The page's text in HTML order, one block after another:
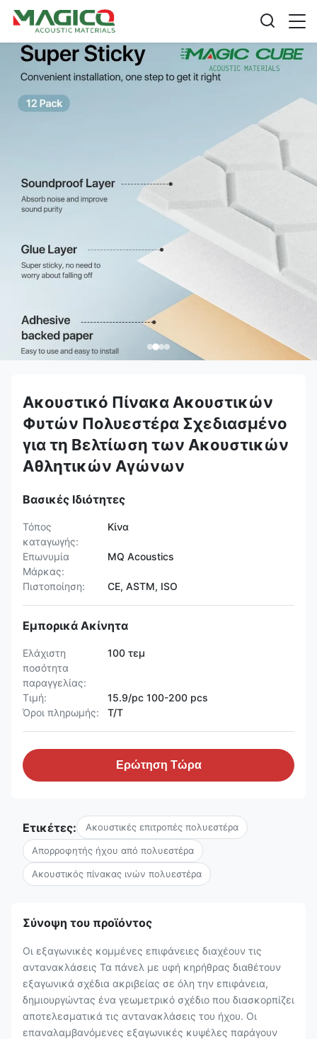
Ακουστικό Πίνακα Ακουστικών
Φυτών Πολυεστέρα Σχεδιασμένο
για τη Βελτίωση των Ακουστικών
Αθλητικών Αγώνων
Βασικές Ιδιότητες
Τόπος
καταγωγής:
Κίνα
Επωνυμία
Μάρκας:
MQ Acoustics
Πιστοποίηση: CE, ASTM, ISO
Εμπορικά Ακίνητα
Ελάχιστη
ποσότητα
παραγγελίας:
100 τεμ
Τιμή:
15.9/pc 100-200 pcs
Όροι πληρωμής:
T/T
Ερώτηση Τώρα
Ετικέτες: Ακουστικές επιτροπές πολυεστέρα
Απορροφητής ήχου από πολυεστέρα
Ακουστικός πίνακας ινών πολυεστέρα
Σύνοψη του προϊόντος
Οι εξαγωνικές κομμένες επιφάνειες διαχέουν τις
αντανακλάσεις Τα πάνελ με υφή κηρήθρας διαθέτουν
εξαγωνικά σχέδια ακριβείας σε όλη την επιφάνεια,
δημιουργώντας ένα γεωμετρικό σχέδιο που διασκορπίζει
αποτελεσματικά τις αντανακλάσεις του ήχου. Οι
επαναλαμβανόμενες εξαγωνικές κυψέλες παράγουν